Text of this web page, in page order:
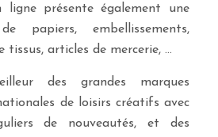
présente également une
papiers, embellissements,
tissus, articles de mercerie, …
des grandes marques
de loisirs créatifs avec
de nouveautés, et des